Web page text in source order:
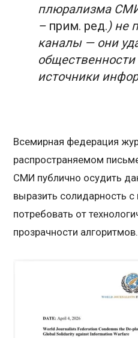
плюрализма
– прим. ред.) не
каналы — они
источники
Всемирная федерация
распространяемом
СМИ публично осудить
выразить солидарность
потребовать от
прозрачности алгоритмов.